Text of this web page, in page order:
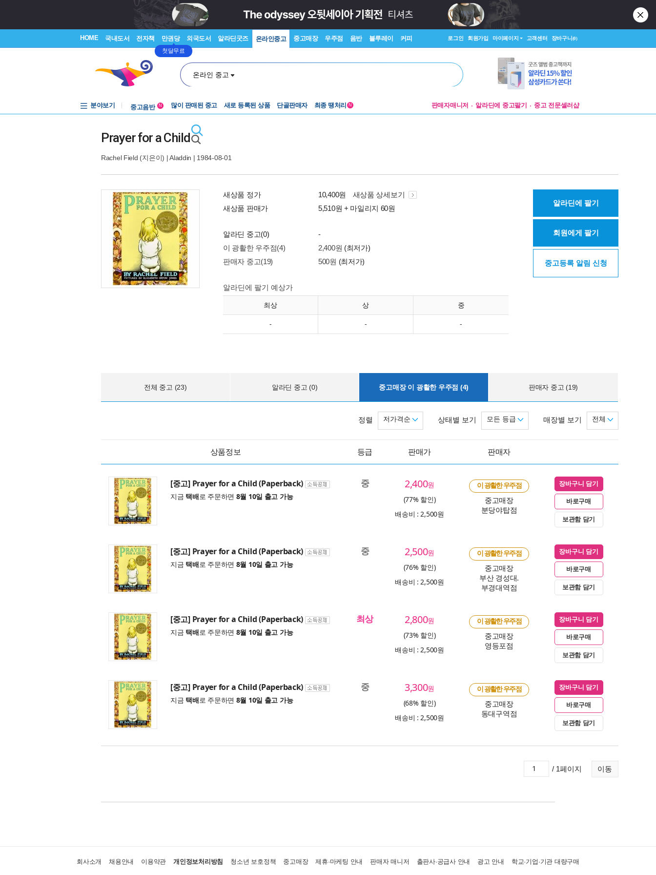
HOME 국내도서 전자책 만권당
첫달무료
외국도서 알라딘굿즈 온라인중고 중고매장 우주점 음반 블루레이 커피 로그인 회원가입 마이페이지 고객센터 장바구니(0)
온라인 중고
분야보기
중고음반
N 많이 판매된 중고 새로 등록된 상품 단골판매자 최종 땡처리 N 판매자매니저 알라딘에 중고팔기 중고 전문셀러샵
Prayer for a Child
Rachel Field (지은이) |Aladdin | 1984-08-01
새상품 정가 10,400원
새상품 상세보기
새상품 판매가
5,510원 + 마일리지 60원
알라딘 중고(0)
-
이 광활한 우주점(4)
2,400원 (최저가)
판매자 중고(19)
500원 (최저가)
알라딘에 팔기 예상가
최상 상 중
- - -
알라딘에 팔기
회원에게 팔기
중고등록 알림 신청
전체 중고 (23) 알라딘 중고 (0) 중고매장 이 광활한 우주점 (4) 판매자 중고 (19)
매장별 보기 전체
상태별 보기 모든 등급
정렬 저가격순
상품정보 등급 판매가 판매자
[중고] Prayer for a Child (Paperback)
지금 택배로 주문하면 8월 10일 출고 가능
중 2,400원
(77% 할인)
배송비 : 2,500원
이 광활한 우주점
중고매장
분당야탑점
장바구니 담기
바로구매
보관함 담기
[중고] Prayer for a Child (Paperback)
지금 택배로 주문하면 8월 10일 출고 가능
중 2,500원
(76% 할인)
배송비 : 2,500원
이 광활한 우주점
중고매장
부산 경성대.
부경대역점
장바구니 담기
바로구매
보관함 담기
[중고] Prayer for a Child (Paperback)
지금 택배로 주문하면 8월 10일 출고 가능
최상 2,800원
(73% 할인)
배송비 : 2,500원
이 광활한 우주점
중고매장
영등포점
장바구니 담기
바로구매
보관함 담기
[중고] Prayer for a Child (Paperback)
지금 택배로 주문하면 8월 10일 출고 가능
중 3,300원
(68% 할인)
배송비 : 2,500원
이 광활한 우주점
중고매장
동대구역점
장바구니 담기
바로구매
보관함 담기
이동
/ 1페이지
회사소개 채용안내 이용약관 개인정보처리방침 청소년 보호정책 중고매장 제휴·마케팅 안내 판매자 매니저 출판사·공급사 안내 광고 안내 학교·기업·기관 대량구매